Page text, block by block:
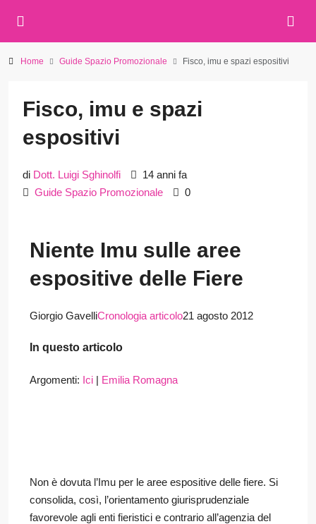
Home Guide Spazio Promozionale Fisco, imu e spazi espositivi
Fisco, imu e spazi
espositivi
di Dott. Luigi Sghinolfi
14 anni fa
Guide Spazio Promozionale
0
Niente Imu sulle aree
espositive delle Fiere
Giorgio GavelliCronologia articolo21 agosto 2012
In questo articolo
Argomenti: Ici | Emilia Romagna
Non è dovuta l’Imu per le aree espositive delle fiere. Si
consolida, così, l’orientamento giurisprudenziale
favorevole agli enti fieristici e contrario all’agenzia del